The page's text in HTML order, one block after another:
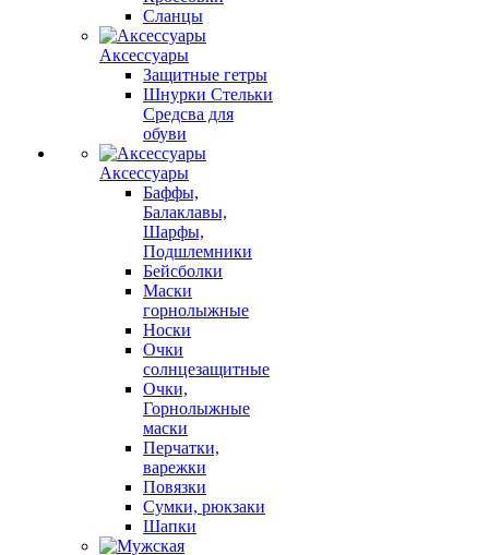
Сланцы
Аксессуары
Защитные гетры
Шнурки Стельки
Средсва для
обуви
Аксессуары
Баффы,
Балаклавы,
Шарфы,
Подшлемники
Бейсболки
Маски
горнолыжные
Носки
Очки
солнцезащитные
Очки,
Горнолыжные
маски
Перчатки,
варежки
Повязки
Сумки, рюкзаки
Шапки